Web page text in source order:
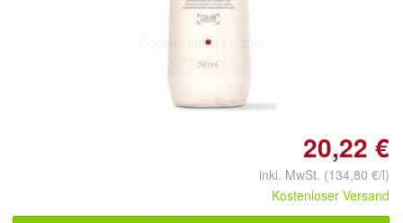
Doppelt antippen zum
vergrößern
20,22 €
inkl. MwSt. (134,80 €/l)
Kostenloser Versand